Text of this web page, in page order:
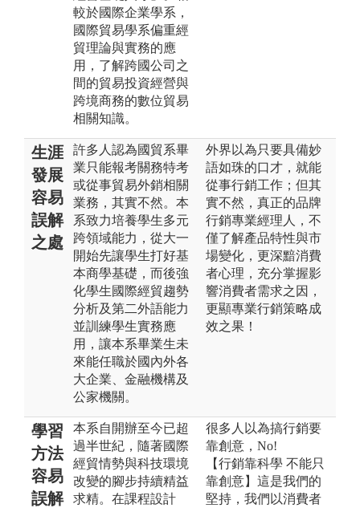
較於國際企業學系，
國際貿易學系偏重經
貿理論與實務的應
用，了解跨國公司之
間的貿易投資經營與
跨境商務的數位貿易
相關知識。
生涯
發展
容易
誤解
之處
許多人認為國貿系畢
業只能報考關務特考
或從事貿易外銷相關
業務，其實不然。本
系致力培養學生多元
跨領域能力，從大一
開始先讓學生打好基
本商學基礎，而後強
化學生國際經貿趨勢
分析及第二外語能力
並訓練學生實務應
用，讓本系畢業生未
來能任職於國內外各
大企業、金融機構及
公家機關。
外界以為只要具備妙
語如珠的口才，就能
從事行銷工作；但其
實不然，真正的品牌
行銷專業經理人，不
僅了解產品特性與市
場變化，更深黯消費
者心理，充分掌握影
響消費者需求之因，
更顯專業行銷策略成
效之果！
學習
方法
容易
誤解
本系自開辦至今已超
過半世紀，隨著國際
經貿情勢與科技環境
改變的腳步持續精益
求精。在課程設計
很多人以為搞行銷要
靠創意，No!
【行銷靠科學 不能只
靠創意】這是我們的
堅持，我們以消費者